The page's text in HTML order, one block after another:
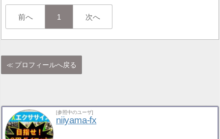
前へ 1 次へ
プロフィールへ戻る
[参照中のユーザ]
niiyama-fx